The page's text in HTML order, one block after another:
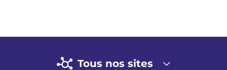
Tous nos sites